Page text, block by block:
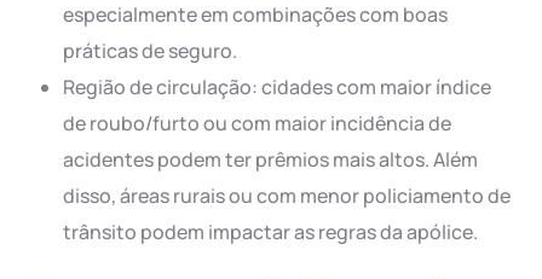
especialmente em combinações com boas
práticas de seguro.
Região de circulação: cidades com maior índice
de roubo/furto ou com maior incidência de
acidentes podem ter prêmios mais altos. Além
disso, áreas rurais ou com menor policiamento de
trânsito podem impactar as regras da apólice.